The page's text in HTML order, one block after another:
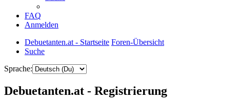
FAQ
Anmelden
Debuetanten.at - Startseite Foren-Übersicht
Suche
Sprache:
Debuetanten.at - Registrierung